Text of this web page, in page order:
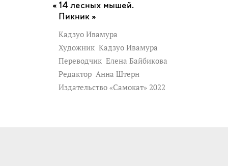
14 лесных мышей.
Пикник »
Кадзуо Ивамура
Художник Кадзуо Ивамура
Переводчик Елена Байбикова
Редактор Анна Штерн
Издательство «Самокат» 2022